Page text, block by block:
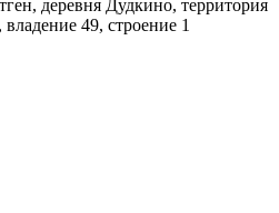
деревня Дудкино, территория
49, строение 1